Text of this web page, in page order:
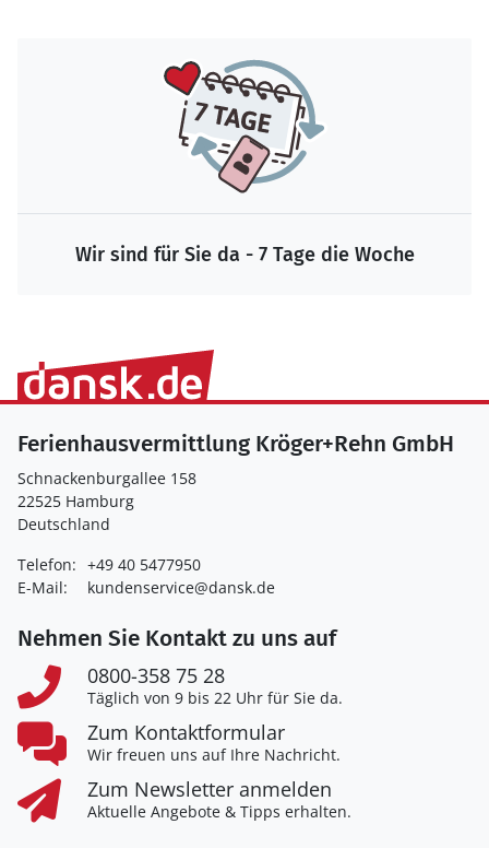
Wir sind für Sie da - 7 Tage die Woche
Ferienhausvermittlung Kröger+Rehn GmbH
Schnackenburgallee 158
22525 Hamburg
Deutschland
Telefon: +49 40 5477950
E-Mail:
kundenservice@dansk.de
Nehmen Sie Kontakt zu uns auf
0800-358 75 28
Täglich von 9 bis 22 Uhr für Sie da.
Zum Kontaktformular
Wir freuen uns auf Ihre Nachricht.
Zum Newsletter anmelden
Aktuelle Angebote & Tipps erhalten.